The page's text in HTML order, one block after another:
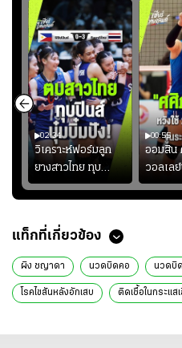
02:34
วิเคราะห์ฟอร์มลูก
ยางสาวไทย ทุบ
ฟิลิปปินส์ 3-0! "บุ๋ม
บิ๋ม" คืนสนามสุดปัง
ทีมชาติไทย
00:55
ออมสิน
วอลเล
ชาติไทย
เกมที่เ
แท็กที่เกี่ยวข้อง
ผิง ชญาดา นวดบิดคอ นวดบิ
โรคไขสันหลังอักเสบ ติดเชื้อในกระแส